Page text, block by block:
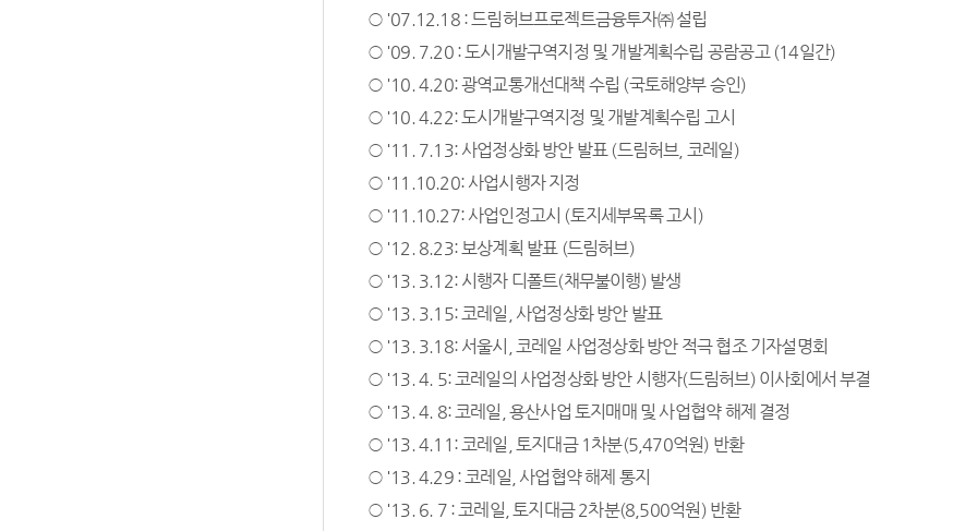
○ '07.12.18 : 드림허브프로젝트금융투자㈜ 설립
○ '09. 7.20 : 도시개발구역지정 및 개발계획수립 공람공고 (14일간)
○ '10. 4.20: 광역교통개선대책 수립 (국토해양부 승인)
○ '10. 4.22: 도시개발구역지정 및 개발계획수립 고시
○ '11. 7.13: 사업정상화 방안 발표 (드림허브, 코레일)
○ '11.10.20: 사업시행자 지정
○ '11.10.27: 사업인정고시 (토지세부목록 고시)
○ '12. 8.23: 보상계획 발표 (드림허브)
○ '13. 3.12: 시행자 디폴트(채무불이행) 발생
○ '13. 3.15: 코레일, 사업정상화 방안 발표
○ '13. 3.18: 서울시, 코레일 사업정상화 방안 적극 협조 기자설명회
○ '13. 4. 5: 코레일의 사업정상화 방안 시행자(드림허브) 이사회에서 부결
○ '13. 4. 8: 코레일, 용산사업 토지매매 및 사업협약 해제 결정
○ '13. 4.11: 코레일, 토지대금 1차분(5,470억원) 반환
○ '13. 4.29 : 코레일, 사업협약 해제 통지
○ '13. 6. 7 : 코레일, 토지대금 2차분(8,500억원) 반환